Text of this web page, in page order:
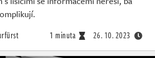
1 minuta 26. 10. 2023